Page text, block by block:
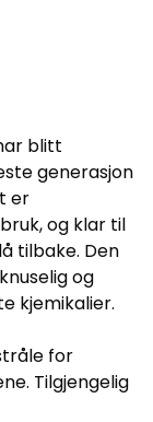
blitt
generasjon
er
og klar til
tilbake. Den
og
kjemikalier.
for
Tilgjengelig